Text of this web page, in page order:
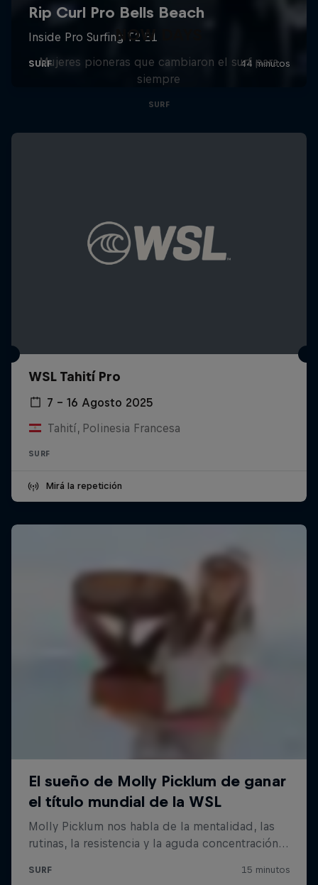
NOW DAYS
Mujeres pioneras que cambiaron el surf para
siempre
SURF
WSL Tahití Pro
7 – 16 Agosto 2025
Tahití, Polinesia Francesa
SURF
Mirá la repetición